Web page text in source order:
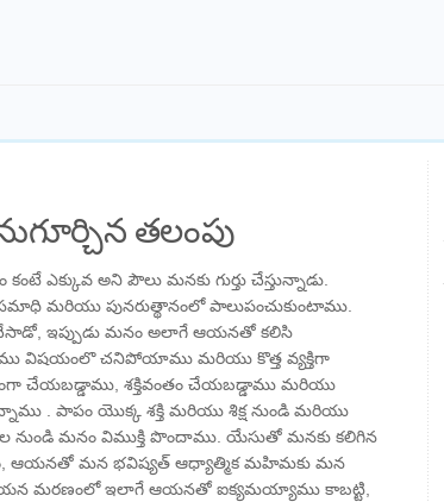
తలంపు
ఎక్కువ అని పౌలు మనకు గుర్తు చేస్తున్నాడు.
మరియు పునరుత్థానంలో పాలుపంచుకుంటాము.
ఇప్పుడు మనం అలాగే ఆయనతో కలిసి
విషయంలొ చనిపోయాము మరియు కొత్త వ్యక్తిగా
చేయబడ్డాము, శక్తివంతం చేయబడ్డాము మరియు
. పాపం యొక్క శక్తి మరియు శిక్ష నుండి మరియు
నుండి మనం విముక్తి పొందాము. యేసుతో మనకు కలిగిన
ఆయనతో మన భవిష్యత్ ఆధ్యాత్మిక మహిమకు మన
మరణంలో ఇలాగే ఆయనతో ఐక్యమయ్యాము కాబట్టి,